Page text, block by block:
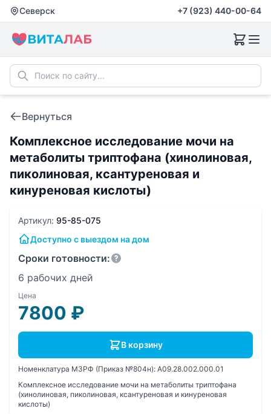
Северск +7 (923) 440-00-64
Вернуться
Комплексное исследование мочи на
метаболиты триптофана (хинолиновая,
пиколиновая, ксантуреновая и
кинуреновая кислоты)
Артикул: 95-85-075
Доступно с выездом на дом
Сроки готовности:
6 рабочих дней
Цена
7800 ₽
В корзину
Номенклатура МЗРФ (Приказ №804н): A09.28.002.000.01
Комплексное исследование мочи на метаболиты триптофана
(хинолиновая, пиколиновая, ксантуреновая и кинуреновая
кислоты)